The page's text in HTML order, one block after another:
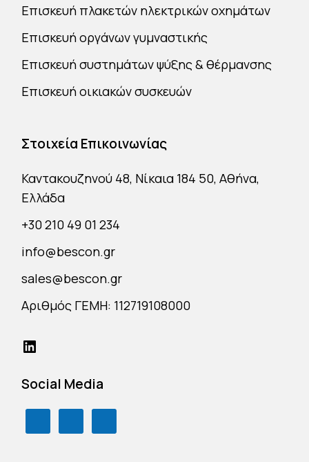
Επισκευή πλακετών ηλεκτρικών οχημάτων
Επισκευή οργάνων γυμναστικής
Επισκευή συστημάτων ψύξης & θέρμανσης
Επισκευή οικιακών συσκευών
Στοιχεία Επικοινωνίας
Καντακουζηνού 48, Νίκαια 184 50, Αθήνα,
Ελλάδα
+30 210 49 01 234
info@bescon.gr
sales@bescon.gr
Αριθμός ΓΕΜΗ: 112719108000
Social Media